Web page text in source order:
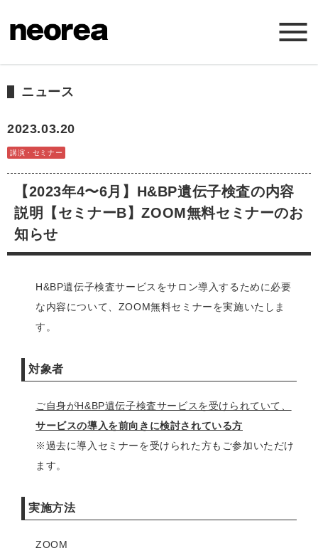
ニュース
サービス
会社概要
お問い合わせ
ニュース
2023.03.20
講演・セミナー
【2023年4〜6月】H&BP遺伝子検査の内容
説明【セミナーB】ZOOM無料セミナーのお
知らせ
H&BP遺伝子検査サービスをサロン導入するために必要
な内容について、ZOOM無料セミナーを実施いたしま
す。
対象者
ご自身がH&BP遺伝子検査サービスを受けられていて、
サービスの導入を前向きに検討されている方
※過去に導入セミナーを受けられた方もご参加いただけ
ます。
実施方法
ZOOM